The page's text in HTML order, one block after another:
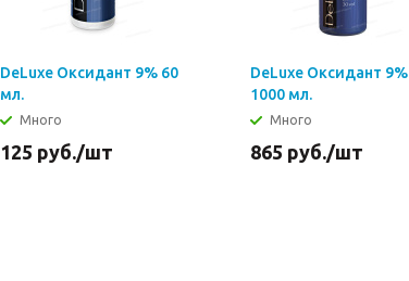
DeLuxe Оксидант 9% 60
мл.
Много
125 руб./шт
DeLuxe Оксидант 9%
1000 мл.
Много
865 руб./шт